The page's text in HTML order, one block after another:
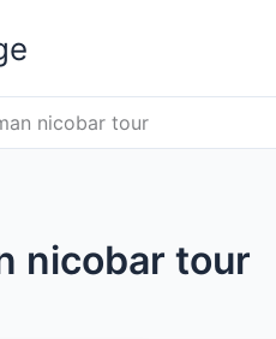
nicobar tour
nicobar tour